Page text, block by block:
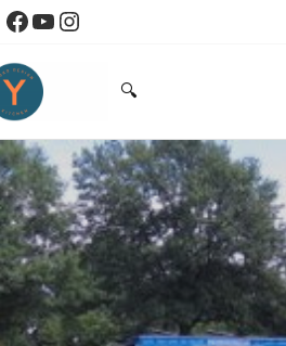
Facebook
YouTube
Instagram
Design Kitchen
Search...
🔍